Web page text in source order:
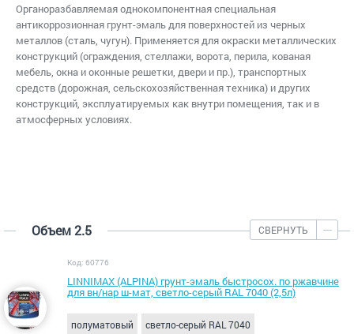
Органоразбавляемая однокомпонентная специальная
антикоррозионная грунт-эмаль для поверхностей из черных
металлов (сталь, чугун). Применяется для окраски металлических
конструкций (ограждения, стеллажи, ворота, перила, кованая
мебель, окна и оконные решетки, двери и пр.), транспортных
средств (дорожная, сельскохозяйственная техника) и других
конструкций, эксплуатируемых как внутри помещения, так и в
атмосферных условиях.
Объем 2.5 СВЕРНУТЬ
Код: 60776
LINNIMAX (ALPINA) грунт-эмаль быстросох. по ржавчине
для вн/нар ш-мат, светло-серый RAL 7040 (2,5л)
полуматовый светло-серый RAL 7040